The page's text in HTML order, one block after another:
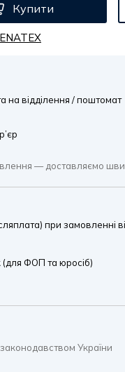
Купити
на відділення / поштомат
— доставляємо
при замовленні
(для ФОП та юросіб)
України